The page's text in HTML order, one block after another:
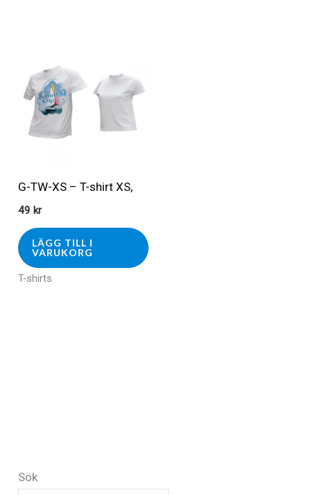
G-TW-XS – T-shirt XS,
49 kr
LÄGG TILL I
VARUKORG
T-shirts
Sök